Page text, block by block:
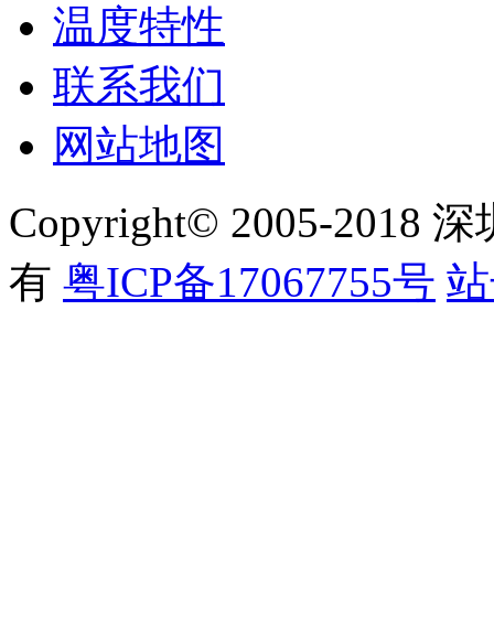
温度特性
联系我们
网站地图
Copyright© 2005-2018
有 粤ICP备17067755号